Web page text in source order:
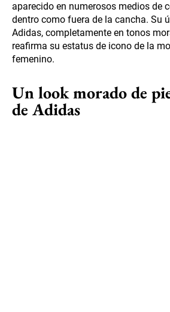
aparecido en numerosos medios de
dentro como fuera de la cancha. Su
Adidas, completamente en tonos
reafirma su estatus de icono de la
femenino.
Un look morado de
de Adidas